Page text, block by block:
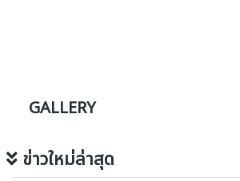
GALLERY
ข่าวใหม่ล่าสุด